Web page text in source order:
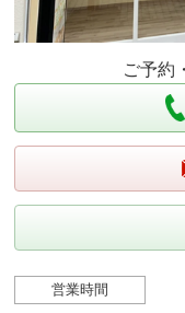
ご予約
営業時間